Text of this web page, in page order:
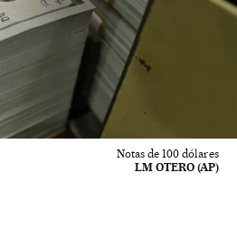
Notas de 100 dólares
LM OTERO (AP)